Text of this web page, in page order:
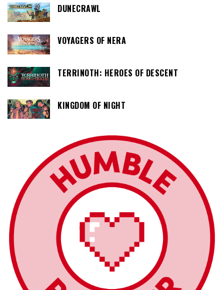
DUNECRAWL
VOYAGERS OF NERA
TERRINOTH: HEROES OF DESCENT
KINGDOM OF NIGHT